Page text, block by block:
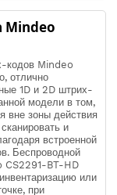
Mindeo
кодов Mindeo
отлично
1D и 2D штрих-
модели в том,
вне зоны действия
и
встроенной
Беспроводной
CS2291-BT-HD
или
при